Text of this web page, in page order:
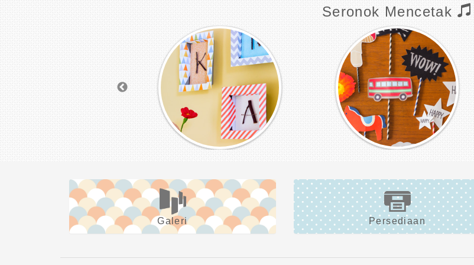
Seronok Mencetak
Galeri Persediaan